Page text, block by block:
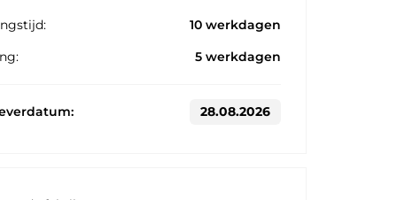
10 werkdagen
5 werkdagen
28.08.2026